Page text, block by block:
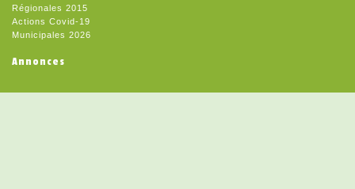
Régionales 2015
Actions Covid-19
Municipales 2026
Annonces